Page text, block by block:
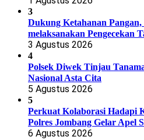
3
Dukung Ketahanan
melaksanakan Pengecekan
3 Agustus 2026
4
Polsek Diwek Tinjau
Nasional Asta Cita
5 Agustus 2026
5
Perkuat Kolaborasi Hadapi
Polres Jombang Gelar Apel
6 Agustus 2026